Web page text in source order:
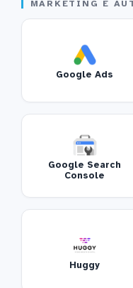
MARKETING E
Google Ads
Google Search
Console
Huggy